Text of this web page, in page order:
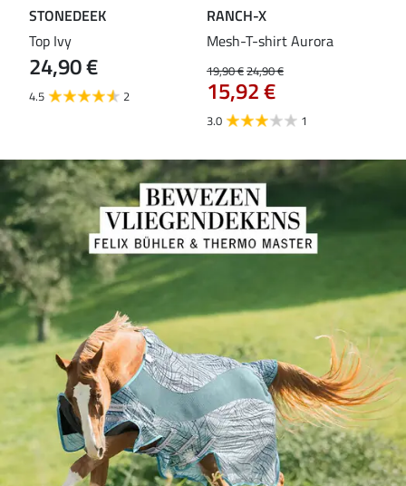
STONEDEEK
Top Ivy
24,90 €
4.5 2
RANCH-X
Mesh-T-shirt Aurora
19,90 €24,90 €
15,92 €
3.0 1